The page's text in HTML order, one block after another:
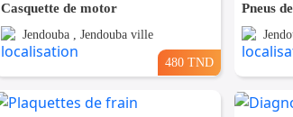
Casquette de motor
Jendouba , Jendouba ville
480 TND
Pneus